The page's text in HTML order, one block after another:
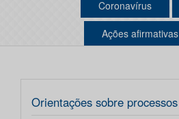
Coronavírus
Ações afirmativas
Orientações sobre processos